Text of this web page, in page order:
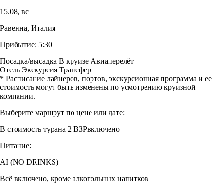
15.08, вс
Равенна, Италия
Прибытие: 5:30
Посадка/высадка В круизе Авиаперелёт
Отель Экскурсия Трансфер
* Расписание лайнеров, портов, экскурсионная программа и ее
стоимость могут быть изменены по усмотрению круизной
компании.
Выберите маршрут по цене или дате:
В стоимость турана 2 ВЗРвключено
Питание:
AI (NO DRINKS)
Всё включено, кроме алкогольных напитков